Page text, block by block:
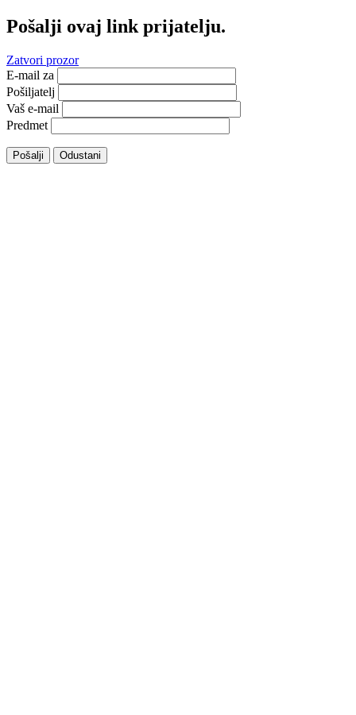
Pošalji ovaj link prijatelju.
Zatvori prozor
E-mail za
Pošiljatelj
Vaš e-mail
Predmet
Pošalji Odustani